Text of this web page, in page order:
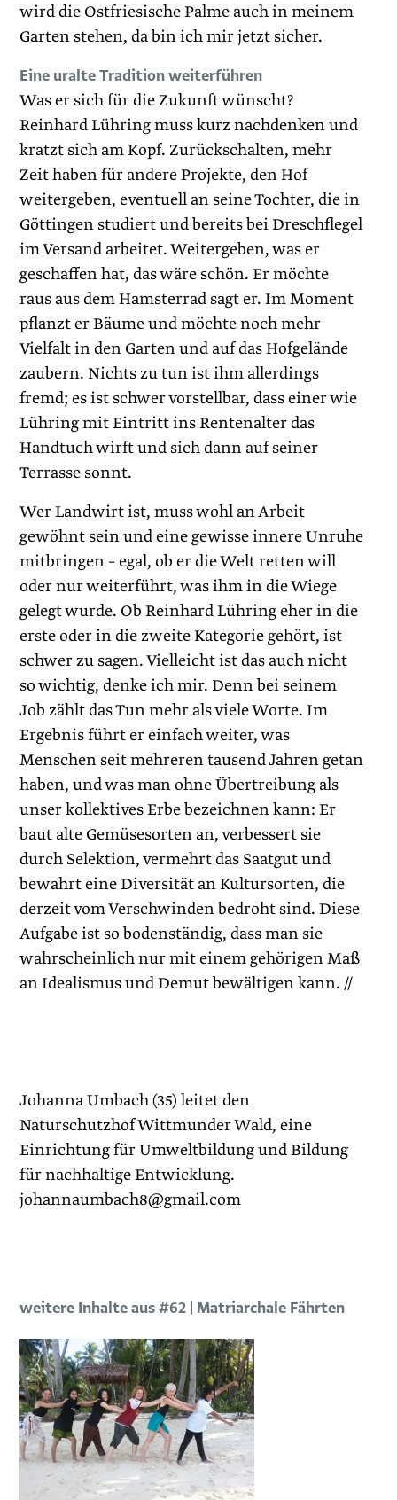
wird die Ostfriesische Palme auch in meinem
Garten stehen, da bin ich mir jetzt sicher.
Eine uralte Tradition weiterführen
Was er sich für die Zukunft wünscht?
Reinhard Lühring muss kurz nachdenken und
kratzt sich am Kopf. Zurückschalten, mehr
Zeit haben für andere Projekte, den Hof
weitergeben, eventuell an seine Tochter, die in
Göttingen studiert und bereits bei Dreschflegel
im Versand arbeitet. Weitergeben, was er
geschaffen hat, das wäre schön. Er möchte
raus aus dem Hamsterrad sagt er. Im Moment
pflanzt er Bäume und möchte noch mehr
Vielfalt in den Garten und auf das Hofgelände
zaubern. Nichts zu tun ist ihm allerdings
fremd; es ist schwer vorstellbar, dass einer wie
Lühring mit Eintritt ins Rentenalter das
Handtuch wirft und sich dann auf seiner
Terrasse sonnt.
Wer Landwirt ist, muss wohl an Arbeit
gewöhnt sein und eine gewisse innere Unruhe
mitbringen – egal, ob er die Welt retten will
oder nur weiterführt, was ihm in die Wiege
gelegt wurde. Ob Reinhard Lühring eher in die
erste oder in die zweite Kategorie gehört, ist
schwer zu sagen. Vielleicht ist das auch nicht
so wichtig, denke ich mir. Denn bei seinem
Job zählt das Tun mehr als viele Worte. Im
Ergebnis führt er einfach weiter, was
Menschen seit mehreren tausend Jahren getan
haben, und was man ohne Übertreibung als
unser kollektives Erbe bezeichnen kann: Er
baut alte Gemüsesorten an, verbessert sie
durch Selektion, vermehrt das Saatgut und
bewahrt eine Diversität an Kultursorten, die
derzeit vom Verschwinden bedroht sind. Diese
Aufgabe ist so bodenständig, dass man sie
wahrscheinlich nur mit einem gehörigen Maß
an Idealismus und Demut bewältigen kann. //
Johanna Umbach (35) leitet den
Naturschutzhof Wittmunder Wald, eine
Einrichtung für Umweltbildung und Bildung
für nachhaltige Entwicklung.
johannaumbach8@gmail.com
weitere Inhalte aus #62 | Matriarchale Fährten